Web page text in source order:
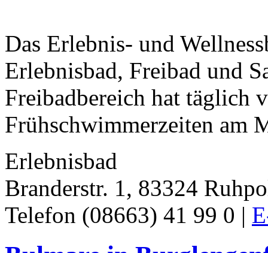
Das Erlebnis- und
Erlebnisbad, Freibad und
Freibadbereich hat täglich
Frühschwimmerzeiten am
Erlebnisbad
Branderstr. 1, 83324
Telefon (08663) 41 99 0 |